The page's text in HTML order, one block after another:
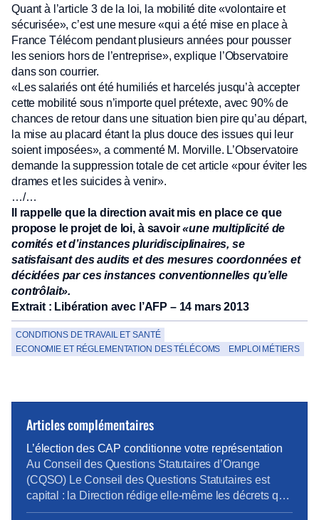
Quant à l’article 3 de la loi, la mobilité dite «volontaire et
sécurisée», c’est une mesure «qui a été mise en place à
France Télécom pendant plusieurs années pour pousser
les seniors hors de l’entreprise», explique l’Observatoire
dans son courrier.
«Les salariés ont été humiliés et harcelés jusqu’à accepter
cette mobilité sous n’importe quel prétexte, avec 90% de
chances de retour dans une situation bien pire qu’au départ,
la mise au placard étant la plus douce des issues qui leur
soient imposées», a commenté M. Morville. L’Observatoire
demande la suppression totale de cet article «pour éviter les
drames et les suicides à venir».
…/…
Il rappelle que la direction avait mis en place ce que
propose le projet de loi, à savoir«une multiplicité de
comités et d’instances pluridisciplinaires, se
satisfaisant des audits et des mesures coordonnées et
décidées par ces instances conventionnelles qu’elle
contrôlait».
Extrait : Libération avec l’AFP – 14 mars 2013
CONDITIONS DE TRAVAIL ET SANTÉ
ECONOMIE ET RÉGLEMENTATION DES TÉLÉCOMS
EMPLOI MÉTIERS
Articles complémentaires
L’élection des CAP conditionne votre représentation
Au Conseil des Questions Statutaires d’Orange
(CQSO) Le Conseil des Questions Statutaires est
capital : la Direction rédige elle-même les décrets qui
s’appliquent aux fonctionnaires de l’entreprise, avant